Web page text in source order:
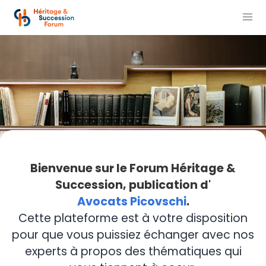
Bienvenue sur le Forum Héritage &
Succession, publication d'
Avocats Picovschi.
Cette plateforme est à votre disposition
pour que vous puissiez échanger avec nos
experts à propos des thématiques qui